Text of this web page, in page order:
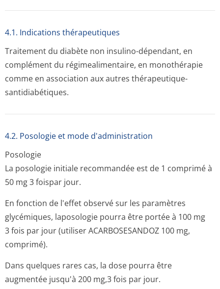
4.1. Indications thérapeutiques
Traitement du diabète non insulino-dépendant, en
complément du régimealimentaire, en monothérapie
comme en association aux autres thérapeutique­
santidiabétiqu­es.
4.2. Posologie et mode d'administration
Posologie
La posologie initiale recommandée est de 1 comprimé à
50 mg 3 foispar jour.
En fonction de l'effet observé sur les paramètres
glycémiques, laposologie pourra être portée à 100 mg
3 fois par jour (utiliser ACARBOSESANDOZ 100 mg,
comprimé).
Dans quelques rares cas, la dose pourra être
augmentée jusqu'à 200 mg,3 fois par jour.